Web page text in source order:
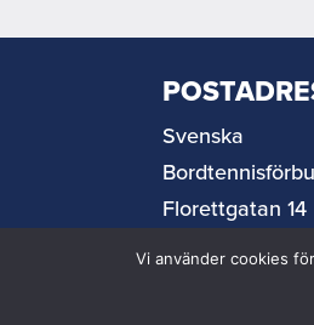
Svenska
Florettgatan 14
Vi använder cookies